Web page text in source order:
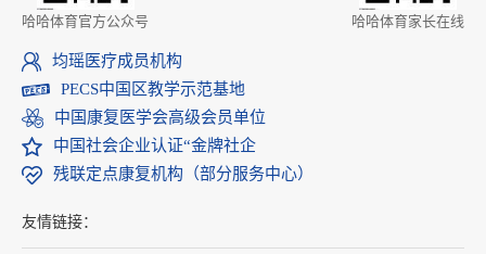
哈哈体育官方公众号 哈哈体育家长在线
均瑶医疗成员机构
PECS中国区教学示范基地
中国康复医学会高级会员单位
中国社会企业认证“金牌社企
残联定点康复机构（部分服务中心）
友情链接：